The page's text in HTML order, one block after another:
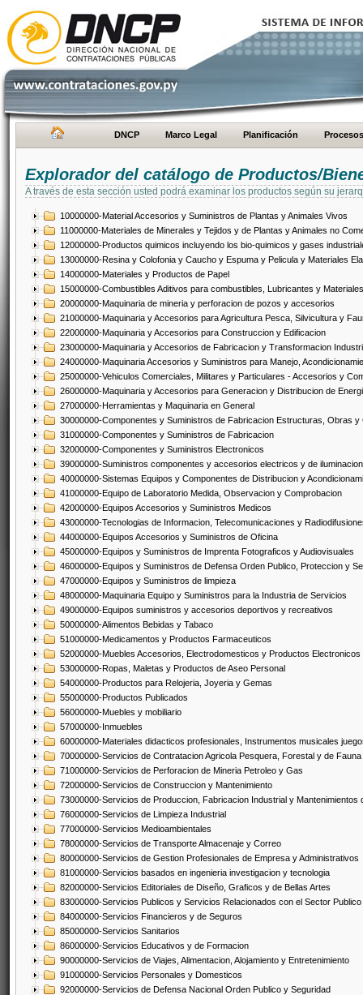
DNCP Marco Legal Planificación Procesos
Explorador del catálogo de Productos/
A través de esta sección usted podrá examinar los productos según su
10000000-Material Accesorios y Suministros de Plantas y Animales Vivos
11000000-Materiales de Minerales y Tejidos y de Plantas y Animales no
12000000-Productos quimicos incluyendo los bio-quimicos y gases
13000000-Resina y Colofonia y Caucho y Espuma y Pelicula y Materiales
14000000-Materiales y Productos de Papel
15000000-Combustibles Aditivos para combustibles, Lubricantes y
20000000-Maquinaria de mineria y perforacion de pozos y accesorios
21000000-Maquinaria y Accesorios para Agricultura Pesca, Silvicultura y
22000000-Maquinaria y Accesorios para Construccion y Edificacion
23000000-Maquinaria y Accesorios de Fabricacion y Transformacion
24000000-Maquinaria Accesorios y Suministros para Manejo,
25000000-Vehiculos Comerciales, Militares y Particulares - Accesorios y
26000000-Maquinaria y Accesorios para Generacion y Distribucion de
27000000-Herramientas y Maquinaria en General
30000000-Componentes y Suministros de Fabricacion Estructuras, Obras
31000000-Componentes y Suministros de Fabricacion
32000000-Componentes y Suministros Electronicos
39000000-Suministros componentes y accesorios electricos y de iluminacion
40000000-Sistemas Equipos y Componentes de Distribucion y
41000000-Equipo de Laboratorio Medida, Observacion y Comprobacion
42000000-Equipos Accesorios y Suministros Medicos
43000000-Tecnologias de Informacion, Telecomunicaciones y
44000000-Equipos Accesorios y Suministros de Oficina
45000000-Equipos y Suministros de Imprenta Fotograficos y Audiovisuales
46000000-Equipos y Suministros de Defensa Orden Publico, Proteccion y
47000000-Equipos y Suministros de limpieza
48000000-Maquinaria Equipo y Suministros para la Industria de Servicios
49000000-Equipos suministros y accesorios deportivos y recreativos
50000000-Alimentos Bebidas y Tabaco
51000000-Medicamentos y Productos Farmaceuticos
52000000-Muebles Accesorios, Electrodomesticos y Productos Electronicos
53000000-Ropas, Maletas y Productos de Aseo Personal
54000000-Productos para Relojeria, Joyeria y Gemas
55000000-Productos Publicados
56000000-Muebles y mobiliario
57000000-Inmuebles
60000000-Materiales didacticos profesionales, Instrumentos musicales
70000000-Servicios de Contratacion Agricola Pesquera, Forestal y de Fauna
71000000-Servicios de Perforacion de Mineria Petroleo y Gas
72000000-Servicios de Construccion y Mantenimiento
73000000-Servicios de Produccion, Fabricacion Industrial y Mantenimientos
76000000-Servicios de Limpieza Industrial
77000000-Servicios Medioambientales
78000000-Servicios de Transporte Almacenaje y Correo
80000000-Servicios de Gestion Profesionales de Empresa y Administrativos
81000000-Servicios basados en ingenieria investigacion y tecnologia
82000000-Servicios Editoriales de Diseño, Graficos y de Bellas Artes
83000000-Servicios Publicos y Servicios Relacionados con el Sector Publico
84000000-Servicios Financieros y de Seguros
85000000-Servicios Sanitarios
86000000-Servicios Educativos y de Formacion
90000000-Servicios de Viajes, Alimentacion, Alojamiento y Entretenimiento
91000000-Servicios Personales y Domesticos
92000000-Servicios de Defensa Nacional Orden Publico y Seguridad